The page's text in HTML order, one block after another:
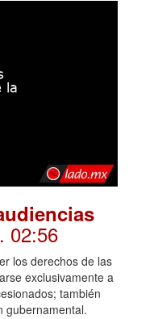
. 02:56
los derechos de las
exclusivamente a
también
gubernamental.